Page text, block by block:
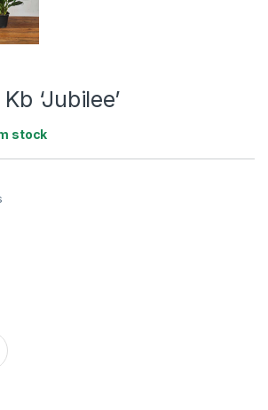
‘Jubilee’
stock
Kb 'Jubilee'